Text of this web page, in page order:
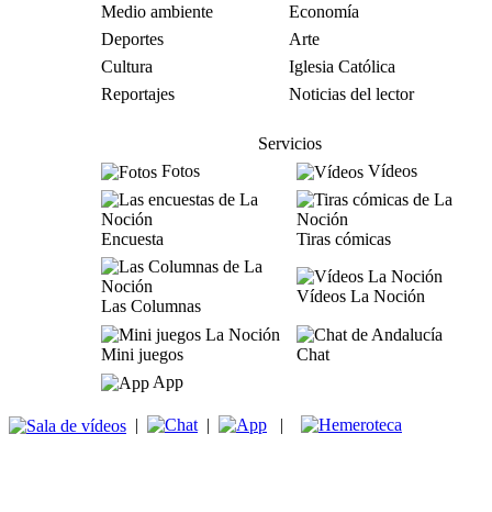
Medio ambiente
Economía
Deportes
Arte
Cultura
Iglesia Católica
Reportajes
Noticias del lector
Servicios
Fotos
Vídeos
Encuesta Tiras cómicas
Las Columnas
Vídeos La Noción
Mini juegos
Chat
App
| | |